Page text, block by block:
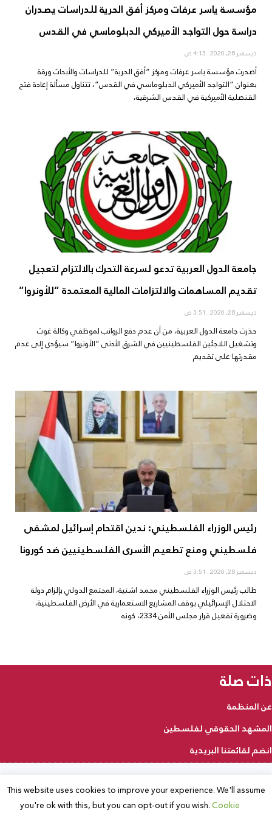
مؤسسة ياسر عرفات ومركز أفق الحرية للدراسات يصدران
دراسة حول التواجد الأميركي الدبلوماسي في القدس
ديسمبر 28, 2020
أصدرت مؤسسة ياسر عرفات ومركز “أفق الحرية” للدراسات والأبحاث ورقة
بعنوان “التواجد الأميركي الدبلوماسي في القدس“، تتناول مسألة إعادة فتح
القنصلية الأميركية في القدس الشرقية،
جامعة الدول العربية تدعو لسرعة التحرك بالالتزام لتعجيل
تقديم المساهمات والالتزامات المالية المعتمدة “للأونروا”
ديسمبر 28, 2020
حذرت جامعة الدول العربية، من أن عدم دفع الرواتب لموظفي وكالة غوث
وتشغيل اللاجئين الفلسطينيين في الشرق الأدنى “الأونروا” سيؤدي إلى عدم
مقدرتها على تقديم
رئيس الوزراء الفلسطيني: ندين اقتحام إسرائيل لمشفى
فلسطيني ومنع تطعيم الأسرى الفلسطينيين ضد كورونا
ديسمبر 28, 2020
طالب رئيس الوزراء الفلسطيني محمد اشتية، المجتمع الدولي بإلزام دولة
الاحتلال الإسرائيلي بوقف المشاريع الاستعمارية في الأرض الفلسطينية،
وضرورة تفعيل قرار مجلس الأمن 2334، كونه
ذات صلة
عن المنظمة
المشهد الحقوقي لفلسطين
انضم لقائمتنا البريدية
2025 © جميع الحقوق محفوظة
This website uses cookies to improve your experience. We'll assume
you're ok with this, but you can opt-out if you wish.Cookie